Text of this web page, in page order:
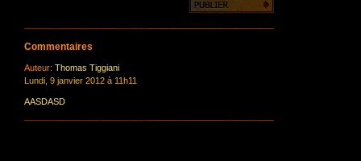
Commentaires
Auteur: Thomas Tiggiani
Lundi, 9 janvier 2012 à 11h11
AASDASD